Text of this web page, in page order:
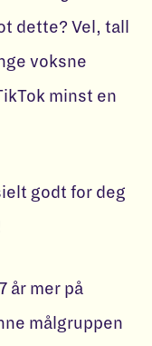
dette? Vel, tall
voksne
minst en
godt for deg
år mer på
målgruppen